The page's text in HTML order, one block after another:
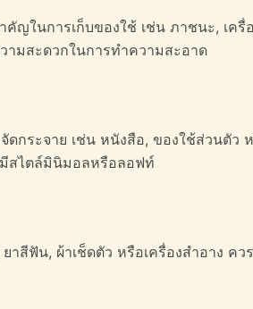
ญในการเก็บของใช้ เช่น ภาชนะ, เค
ามสะดวกในการทำความสะอาด
ระจาย เช่น หนังสือ, ของใช้ส่วนตัว
สไตล์มินิมอลหรือลอฟท์
าสีฟัน, ผ้าเช็ดตัว หรือเครื่องสำอาง